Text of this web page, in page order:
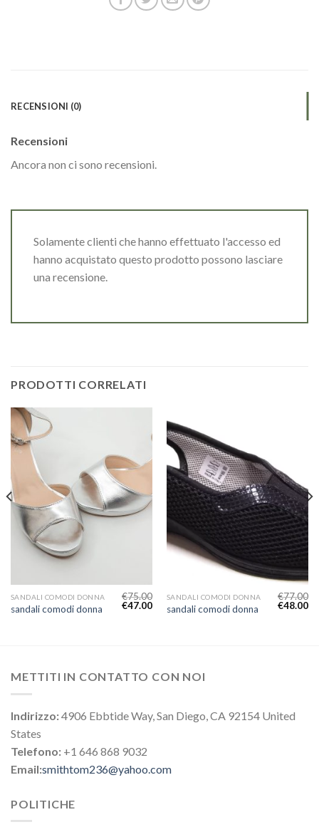
RECENSIONI (0)
Recensioni
Ancora non ci sono recensioni.
Solamente clienti che hanno effettuato l'accesso ed
hanno acquistato questo prodotto possono lasciare
una recensione.
PRODOTTI CORRELATI
SANDALI COMODI DONNA
sandali comodi donna
€75.00
€47.00
SANDALI COMODI DONNA
sandali comodi donna
€77.00
€48.00
METTITI IN CONTATTO CON NOI
Indirizzo:4906 Ebbtide Way, San Diego, CA 92154 United
States
Telefono: +1 646 868 9032
Email:smithtom236@yahoo.com
POLITICHE